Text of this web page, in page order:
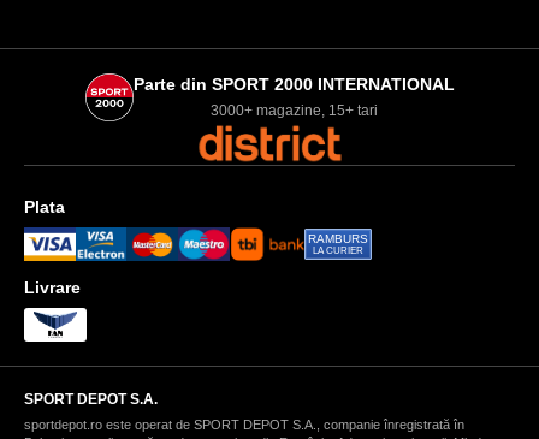
Parte din SPORT 2000 INTERNATIONAL
3000+ magazine, 15+ tari
Plata
RAMBURS
LA CURIER
Livrare
SPORT DEPOT S.A.
sportdepot.ro este operat de SPORT DEPOT S.A., companie înregistrată în